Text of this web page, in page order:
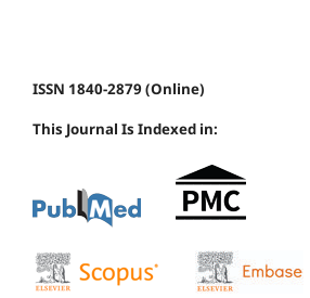
ISSN 1840-2879 (Online)
This Journal Is Indexed in: